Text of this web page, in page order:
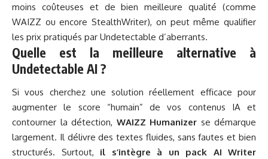
moins coûteuses et de bien meilleure qualité (comme
WAIZZ ou encore StealthWriter), on peut même qualifier
les prix pratiqués par Undetectable d’aberrants.
Quelle est la meilleure alternative à
Undetectable AI ?
Si vous cherchez une solution réellement efficace pour
augmenter le score “humain” de vos contenus IA et
contourner la détection, WAIZZ Humanizer se démarque
largement. Il délivre des textes fluides, sans fautes et bien
structurés. Surtout, il s’intègre à un pack AI Writer